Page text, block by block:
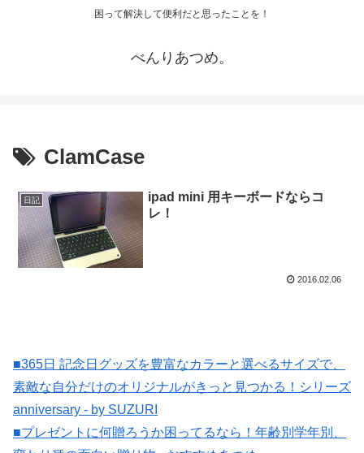
困って解決して便利だと思ったことを！
べんりあつめ。
ClamCase
日記
ipad mini 用キーボードならコ
レ！
2016.02.06
■365日 記念日グッズを豊富なカラーと選べるサイズで、
素敵な自分だけのオリジナルがきっと見つかる！シリーズ
anniversary - by SUZURI
■プレゼントに何贈ろうか困ってるなら！年齢別学年別、